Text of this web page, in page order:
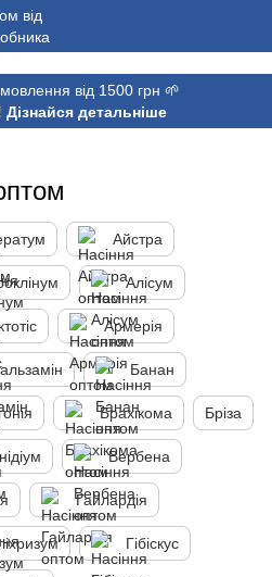
від 1500 грн 🌱
детальніше
Айстра
Алісум
Армерія
Банан
Брахікома Бріза
Вербена
Гайлардія
Гібіскус